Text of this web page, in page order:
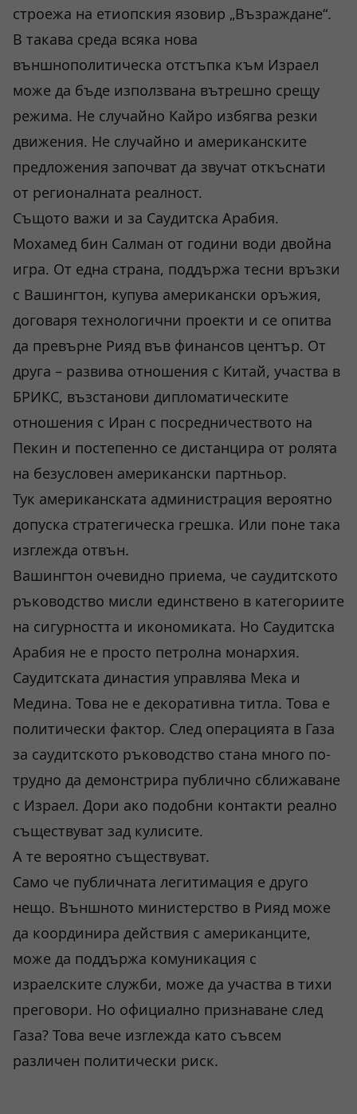
строежа на етиопския язовир „Възраждане“.
В такава среда всяка нова
външнополитическа отстъпка към Израел
може да бъде използвана вътрешно срещу
режима. Не случайно Кайро избягва резки
движения. Не случайно и американските
предложения започват да звучат откъснати
от регионалната реалност.
Същото важи и за Саудитска Арабия.
Мохамед бин Салман от години води двойна
игра. От една страна, поддържа тесни връзки
с Вашингтон, купува американски оръжия,
договаря технологични проекти и се опитва
да превърне Рияд във финансов център. От
друга – развива отношения с Китай, участва в
БРИКС, възстанови дипломатическите
отношения с Иран с посредничеството на
Пекин и постепенно се дистанцира от ролята
на безусловен американски партньор.
Тук американската администрация вероятно
допуска стратегическа грешка. Или поне така
изглежда отвън.
Вашингтон очевидно приема, че саудитското
ръководство мисли единствено в категориите
на сигурността и икономиката. Но Саудитска
Арабия не е просто петролна монархия.
Саудитската династия управлява Мека и
Медина. Това не е декоративна титла. Това е
политически фактор. След операцията в Газа
за саудитското ръководство стана много по-
трудно да демонстрира публично сближаване
с Израел. Дори ако подобни контакти реално
съществуват зад кулисите.
А те вероятно съществуват.
Само че публичната легитимация е друго
нещо. Външното министерство в Рияд може
да координира действия с американците,
може да поддържа комуникация с
израелските служби, може да участва в тихи
преговори. Но официално признаване след
Газа? Това вече изглежда като съвсем
различен политически риск.